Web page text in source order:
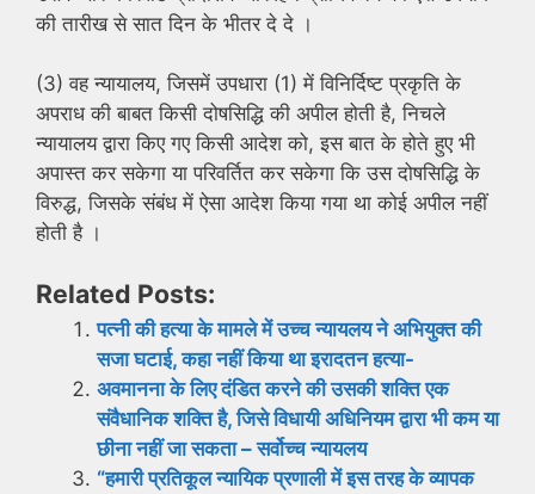
की तारीख से सात दिन के भीतर दे दे ।
(3) वह न्यायालय, जिसमें उपधारा (1) में विनिर्दिष्ट प्रकृति के
अपराध की बाबत किसी दोषसिद्धि की अपील होती है, निचले
न्यायालय द्वारा किए गए किसी आदेश को, इस बात के होते हुए भी
अपास्त कर सकेगा या परिवर्तित कर सकेगा कि उस दोषसिद्धि के
विरुद्ध, जिसके संबंध में ऐसा आदेश किया गया था कोई अपील नहीं
होती है ।
Related Posts:
पत्नी की हत्या के मामले में उच्च न्यायलय ने अभियुक्त की
सजा घटाई, कहा नहीं किया था इरादतन हत्या-
अवमानना ​​के लिए दंडित करने की उसकी शक्ति एक
संवैधानिक शक्ति है, जिसे विधायी अधिनियम द्वारा भी कम या
छीना नहीं जा सकता – सर्वोच्च न्यायलय
“हमारी प्रतिकूल न्यायिक प्रणाली में इस तरह के व्यापक